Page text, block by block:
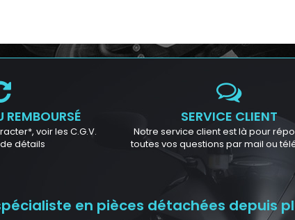
voir les C.G.V.
détails
SERVICE CLIENT
Notre service client est là pour
toutes vos questions par mail ou
en pièces détachées depuis